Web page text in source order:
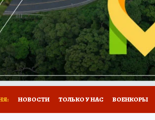
ЦЕНТР НЕДВИЖИМОСТЬ
КП РЕКЛАМА ТЕСТЫ НОВОЕ
НОВОСТИ ТОЛЬКО У НАС ВОЕНКОРЫ